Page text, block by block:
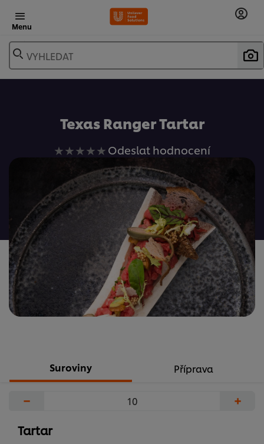
Menu
VYHLEDAT
Texas Ranger Tartar
Pro
tuto
recipe
nebyla
odeslána
žádná
hodnocení
Odeslat hodnocení
Suroviny Příprava
− +
Tartar